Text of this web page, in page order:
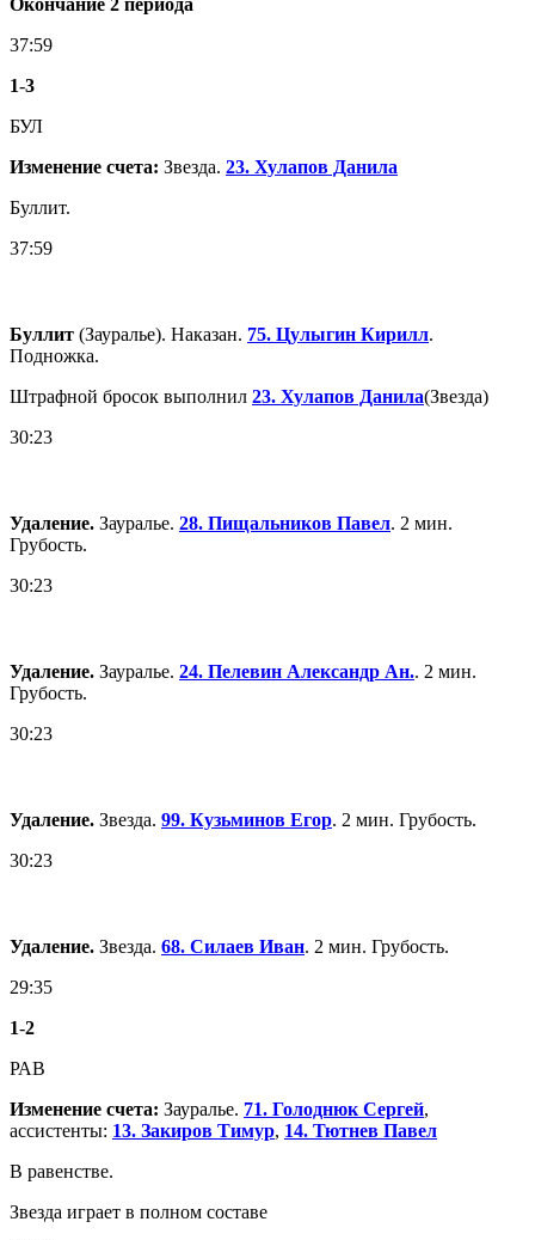
37:59
1-3
БУЛ
Изменение счета: Звезда. 23. Хулапов Данила
Буллит.
37:59
Буллит (Зауралье). Наказан. 75. Цулыгин Кирилл.
Подножка.
Штрафной бросок выполнил 23. Хулапов Данила(Звезда)
30:23
Удаление. Зауралье. 28. Пищальников Павел. 2 мин.
Грубость.
30:23
Удаление. Зауралье. 24. Пелевин Александр Ан.. 2 мин.
Грубость.
30:23
Удаление. Звезда. 99. Кузьминов Егор. 2 мин. Грубость.
30:23
Удаление. Звезда. 68. Силаев Иван. 2 мин. Грубость.
29:35
1-2
РАВ
Изменение счета: Зауралье. 71. Голоднюк Сергей,
ассистенты: 13. Закиров Тимур, 14. Тютнев Павел
В равенстве.
Звезда играет в полном составе